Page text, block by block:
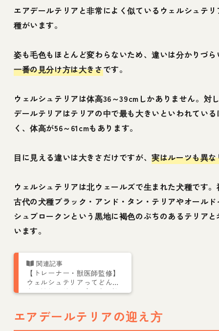
エアデールテリアと非常によく似ているウェルシュテ
種がいます。
姿も毛色もほとんど変わらないため、違いは分かりづ
一番の見分け方は大きさです。
ウェルシュテリアは体高36～39cmしかありません。対
デールテリアはテリアの中で最も大きいといわれてい
く、体高が56～61cmもあります。
目に見える違いは大きさだけですが、実はルーツも異
ウェルシュテリアは北ウェールズで生まれた犬種です
古代の犬種ブラック・アンド・タン・テリアやオール
シュブロークンという黒地に褐色のぶちのあるテリア
います。
【トレーナー・獣医師監修】
ウェルシュテリアってどんな
犬？性格・特徴・育て方・迎
エアデールテリアの迎え方